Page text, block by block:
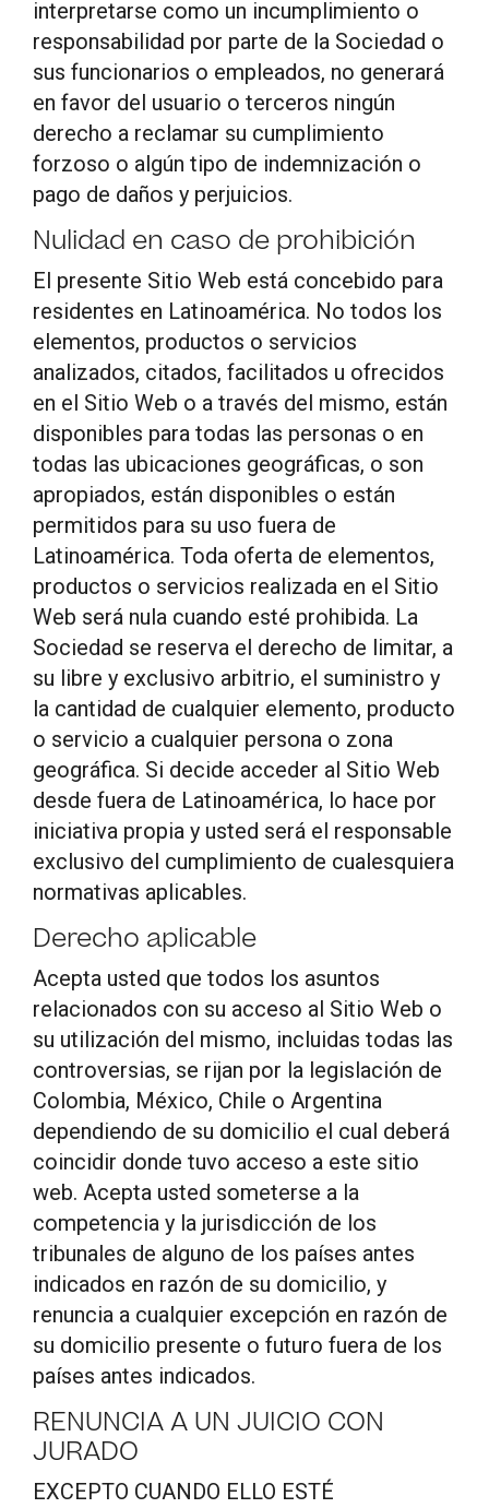
interpretarse como un incumplimiento o
responsabilidad por parte de la Sociedad o
sus funcionarios o empleados, no generará
en favor del usuario o terceros ningún
derecho a reclamar su cumplimiento
forzoso o algún tipo de indemnización o
pago de daños y perjuicios.
Nulidad en caso de prohibición
El presente Sitio Web está concebido para
residentes en Latinoamérica. No todos los
elementos, productos o servicios
analizados, citados, facilitados u ofrecidos
en el Sitio Web o a través del mismo, están
disponibles para todas las personas o en
todas las ubicaciones geográficas, o son
apropiados, están disponibles o están
permitidos para su uso fuera de
Latinoamérica. Toda oferta de elementos,
productos o servicios realizada en el Sitio
Web será nula cuando esté prohibida. La
Sociedad se reserva el derecho de limitar, a
su libre y exclusivo arbitrio, el suministro y
la cantidad de cualquier elemento, producto
o servicio a cualquier persona o zona
geográfica. Si decide acceder al Sitio Web
desde fuera de Latinoamérica, lo hace por
iniciativa propia y usted será el responsable
exclusivo del cumplimiento de cualesquiera
normativas aplicables.
Derecho aplicable
Acepta usted que todos los asuntos
relacionados con su acceso al Sitio Web o
su utilización del mismo, incluidas todas las
controversias, se rijan por la legislación de
Colombia, México, Chile o Argentina
dependiendo de su domicilio el cual deberá
coincidir donde tuvo acceso a este sitio
web. Acepta usted someterse a la
competencia y la jurisdicción de los
tribunales de alguno de los países antes
indicados en razón de su domicilio, y
renuncia a cualquier excepción en razón de
su domicilio presente o futuro fuera de los
países antes indicados.
RENUNCIA A UN JUICIO CON
JURADO
EXCEPTO CUANDO ELLO ESTÉ